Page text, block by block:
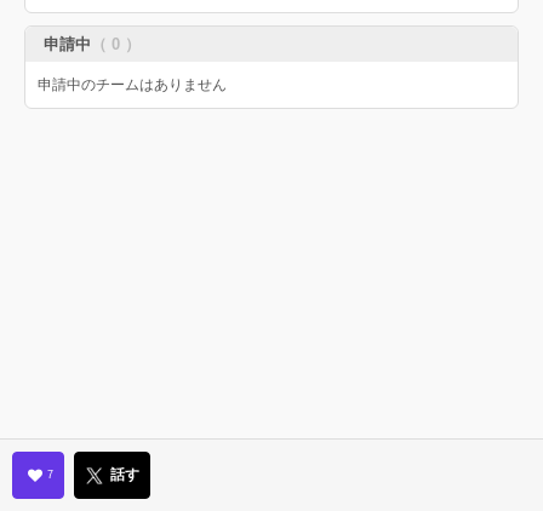
申請中 （ 0 ）
申請中のチームはありません
7 話す